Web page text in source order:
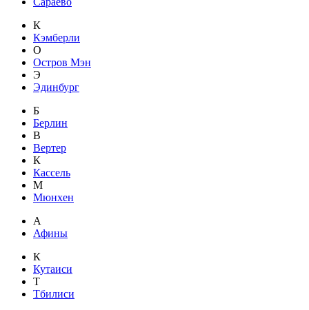
К
Кэмберли
О
Остров Мэн
Э
Эдинбург
Б
Берлин
В
Вертер
К
Кассель
М
Мюнхен
А
Афины
К
Кутаиси
Т
Тбилиси